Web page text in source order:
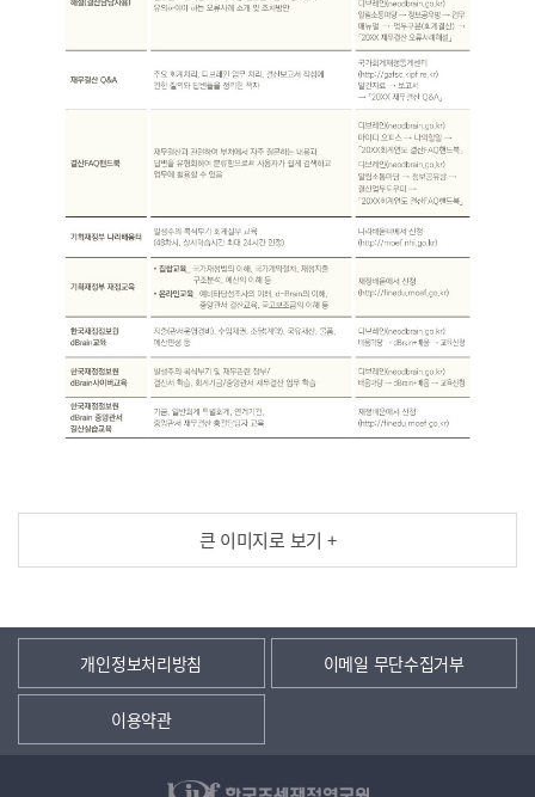
큰 이미지로 보기 +
개인정보처리방침 이메일 무단수집거부
이용약관